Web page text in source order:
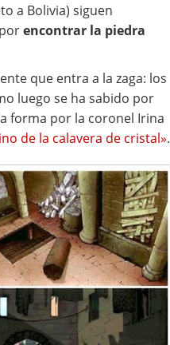
a Bolivia) siguen
encontrar la piedra
que entra a la zaga: los
luego se ha sabido por
forma por la coronel Irina
de la calavera de cristal».